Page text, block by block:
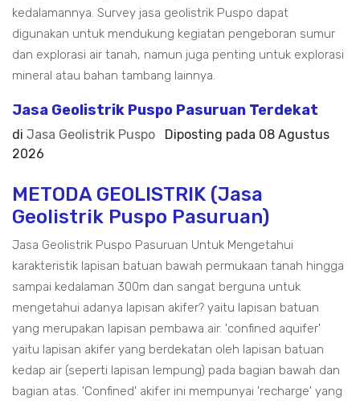
kedalamannya. Survey jasa geolistrik Puspo dapat
digunakan untuk mendukung kegiatan pengeboran sumur
dan explorasi air tanah, namun juga penting untuk explorasi
mineral atau bahan tambang lainnya.
Jasa Geolistrik Puspo Pasuruan Terdekat
di Jasa Geolistrik Puspo Diposting pada 08 Agustus
2026
METODA GEOLISTRIK (Jasa
Geolistrik Puspo Pasuruan)
Jasa Geolistrik Puspo Pasuruan Untuk Mengetahui
karakteristik lapisan batuan bawah permukaan tanah hingga
sampai kedalaman 300m dan sangat berguna untuk
mengetahui adanya lapisan akifer? yaitu lapisan batuan
yang merupakan lapisan pembawa air. 'confined aquifer'
yaitu lapisan akifer yang berdekatan oleh lapisan batuan
kedap air (seperti lapisan lempung) pada bagian bawah dan
bagian atas. 'Confined' akifer ini mempunyai 'recharge' yang